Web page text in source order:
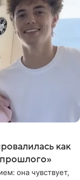
как
она чувствует,